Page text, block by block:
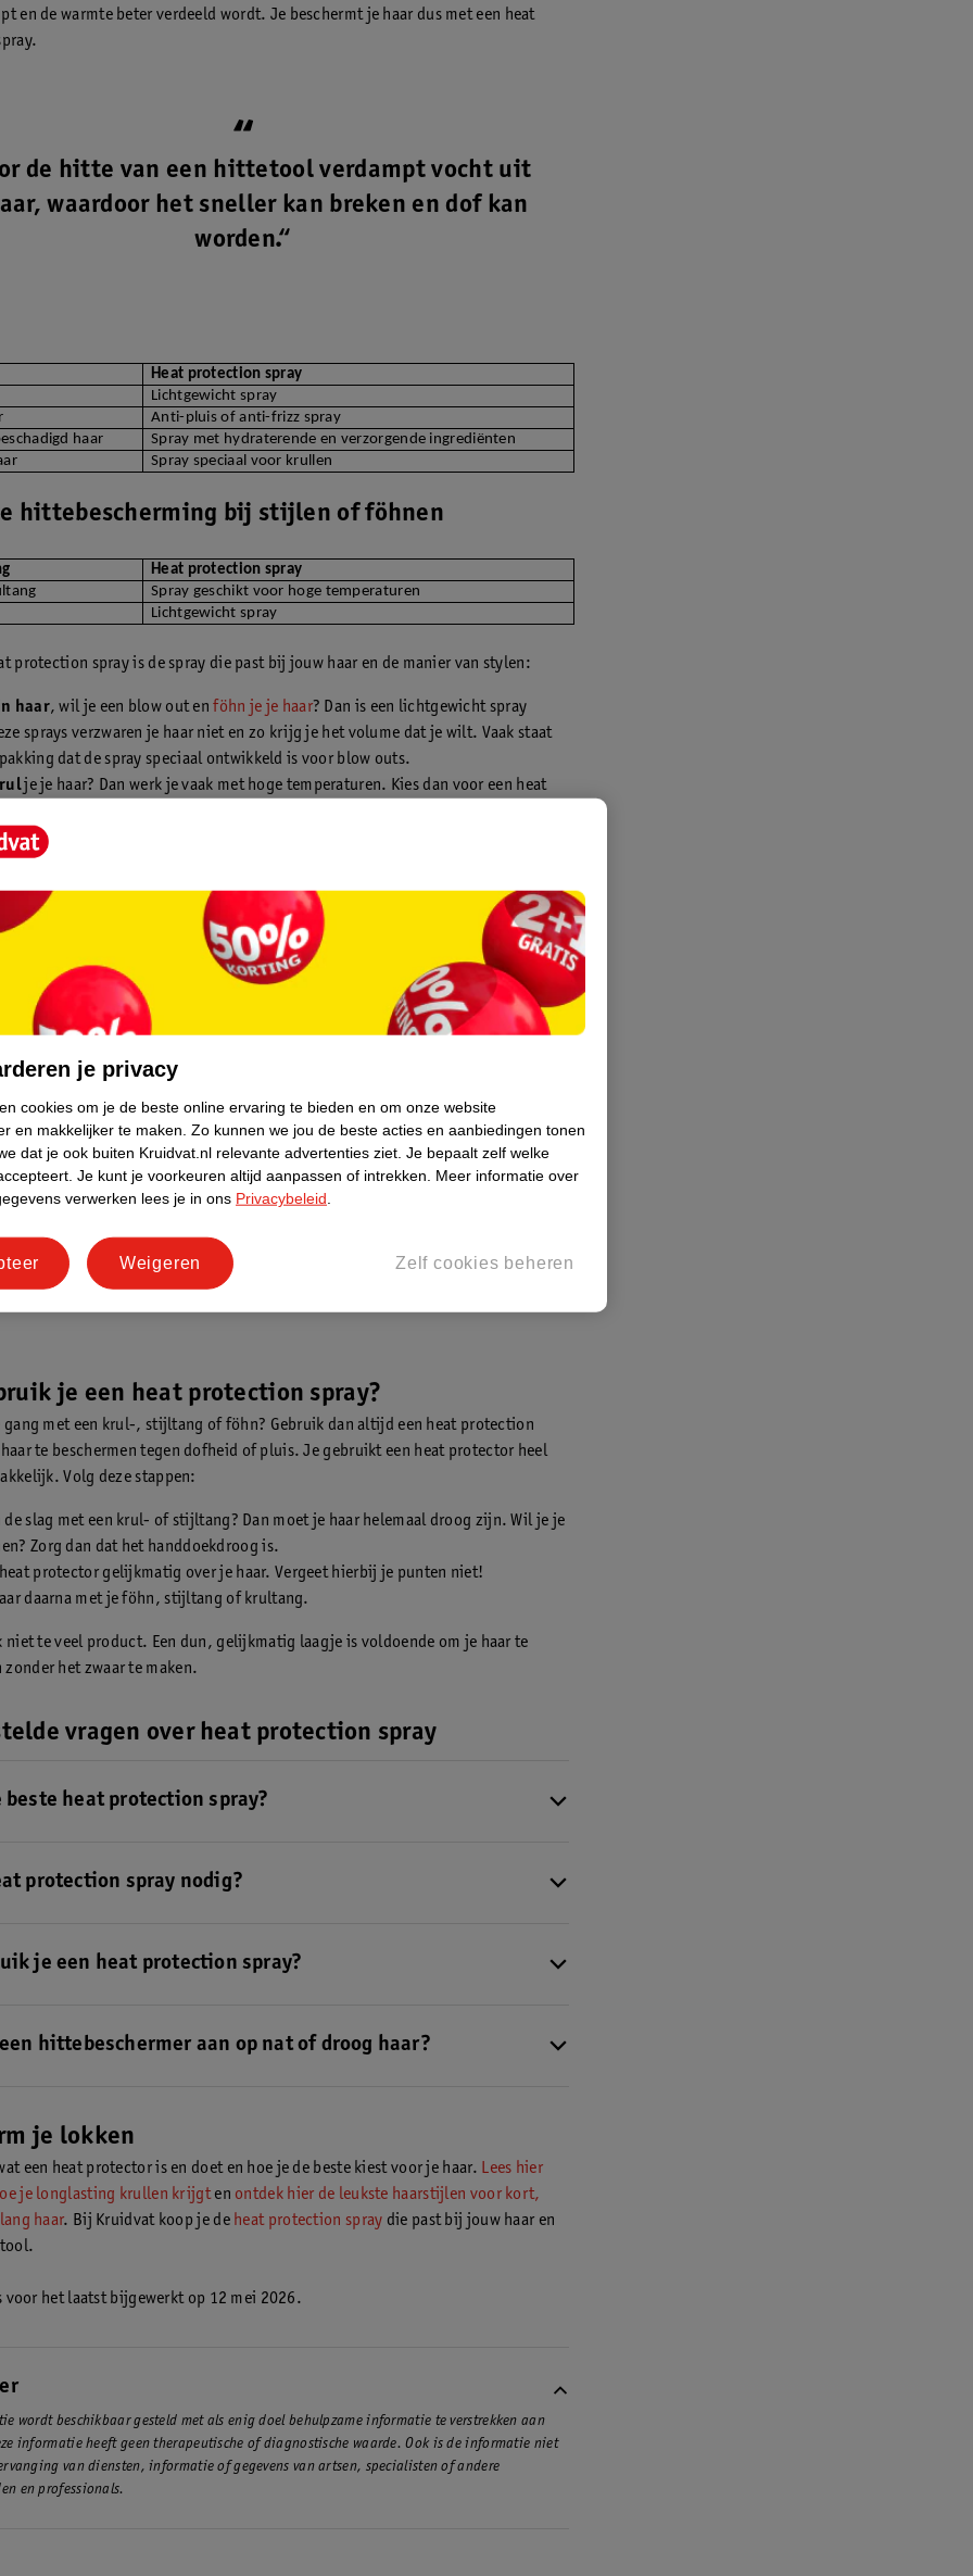
en de warmte beter verdeeld wordt. Je beschermt je haar dus met een heat
de hitte van een hittetool verdampt vocht uit
waardoor het sneller kan breken en dof kan
worden.“
Heat protection spray
Lichtgewicht spray
Anti-pluis of anti-frizz spray
haar
Spray met hydraterende en verzorgende ingrediënten
Spray speciaal voor krullen
hittebescherming bij stijlen of föhnen
Heat protection spray
Spray geschikt voor hoge temperaturen
Lichtgewicht spray
protection spray is de spray die past bij jouw haar en de manier van stylen:
haar, wil je een blow out enföhn je je haar? Dan is een lichtgewicht spray
sprays verzwaren je haar niet en zo krijg je het volume dat je wilt. Vaak staat
dat de spray speciaal ontwikkeld is voor blow outs.
je je haar? Dan werk je vaak met hoge temperaturen. Kies dan voor een heat
haar
en beschadigd haarkies je het beste voor een spray met hydraterende en
ingrediënten zoals argan- of kokosolie.
haar ? Kies dan voor een spray speciaal ontwikkeld voor krullend haar.
vind je veel hittebeschermers
als Got2b, Syoss, Andrélon en
én het beste resultaat.
hier hoe jekrullen maakt
haar krult met een stijltang.
je een heat protection spray?
gang met een krul-, stijltang of föhn? Gebruik dan altijd een heat protection
te beschermen tegen dofheid of pluis. Je gebruikt een heat protector heel
Volg deze stappen:
de slag met een krul- of stijltang? Dan moet je haar helemaal droog zijn. Wil je je
Zorg dan dat het handdoekdroog is.
protector gelijkmatig over je haar. Vergeet hierbij je punten niet!
daarna met je föhn, stijltang of krultang.
niet te veel product. Een dun, gelijkmatig laagje is voldoende om je haar te
zonder het zwaar te maken.
vragen over heat protection spray
beste heat protection spray?
protection spray nodig?
je een heat protection spray?
hittebeschermer aan op nat of droog haar?
je lokken
een heat protector is en doet en hoe je de beste kiest voor je haar. Lees hier
je longlasting krullen krijgten ontdek hier de leukste haarstijlen voor kort,
haar. Bij Kruidvat koop je de heat protection spray die past bij jouw haar en
voor het laatst bijgewerkt op 12 mei 2026.
wordt beschikbaar gesteld met als enig doel behulpzame informatie te verstrekken aan
informatie heeft geen therapeutische of diagnostische waarde. Ook is de informatie niet
van diensten, informatie of gegevens van artsen, specialisten of andere
en professionals.
je privacy
cookies om je de beste online ervaring te bieden en om onze website
en makkelijker te maken. Zo kunnen we jou de beste acties en aanbiedingen tonen
dat je ook buiten Kruidvat.nl relevante advertenties ziet. Je bepaalt zelf welke
Je kunt je voorkeuren altijd aanpassen of intrekken.
Meer informatie over
verwerken lees je in ons Privacybeleid
Zelf cookies beheren
Weigeren